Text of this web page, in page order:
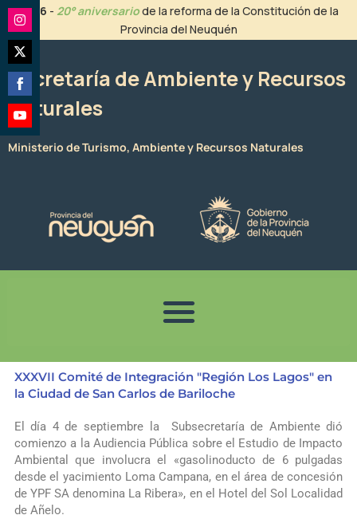
contenido
2026 - 20° aniversariode la reforma de la Constitución de la
Provincia del Neuquén
Secretaría de Ambiente y Recursos
Naturales
Ministerio de Turismo, Ambiente y Recursos Naturales
XXXVII Comité de Integración "Región Los Lagos" en
la Ciudad de San Carlos de Bariloche
El día 4 de septiembre la
Subsecretaría de Ambiente dió
comienzo a la Audiencia Pública sobre el Estudio de Impacto
Ambiental que involucra el «gasolinoducto de 6 pulgadas
desde el yacimiento Loma Campana, en el área de concesión
de YPF SA denomina La Ribera», en el Hotel del Sol Localidad
de Añelo.
Share
on
Instagram
Share
on
Twitter
Share
on
Facebook
Share
on